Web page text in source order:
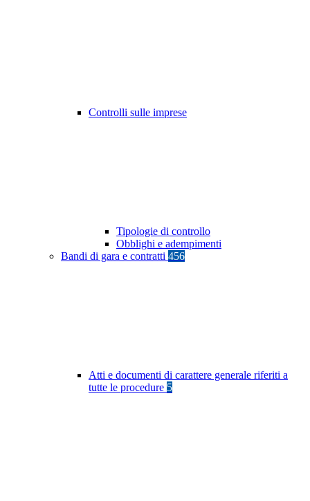
Controlli sulle imprese
Tipologie di controllo
Obblighi e adempimenti
Bandi di gara e contratti 456
Atti e documenti di carattere generale riferiti a
tutte le procedure 5